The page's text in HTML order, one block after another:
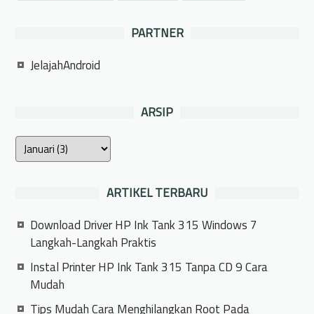
PARTNER
JelajahAndroid
ARSIP
ARTIKEL TERBARU
Download Driver HP Ink Tank 315 Windows 7
Langkah-Langkah Praktis
Instal Printer HP Ink Tank 315 Tanpa CD 9 Cara
Mudah
Tips Mudah Cara Menghilangkan Root Pada